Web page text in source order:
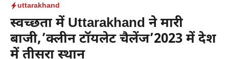
uttarakhand
स्वच्छता में Uttarakhand ने मारी
बाजी,’क्लीन टॉयलेट चैलेंज’2023 में देश
में तीसरा स्थान